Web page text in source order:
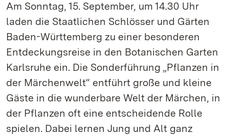
Am Sonntag, 15. September, um 14.30 Uhr
laden die Staatlichen Schlösser und Gärten
Baden-Württemberg zu einer besonderen
Entdeckungsreise in den Botanischen Garten
Karlsruhe ein. Die Sonderführung „Pflanzen in
der Märchenwelt“ entführt große und kleine
Gäste in die wunderbare Welt der Märchen, in
der Pflanzen oft eine entscheidende Rolle
spielen. Dabei lernen Jung und Alt ganz